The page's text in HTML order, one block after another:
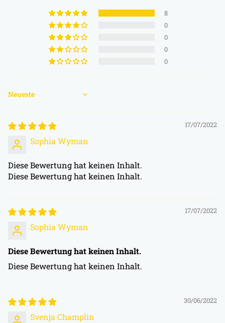
8
0
0
0
0
Sort by
17/07/2022
Sophia Wyman
Diese Bewertung hat keinen Inhalt.
Diese Bewertung hat keinen Inhalt.
17/07/2022
Sophia Wyman
Diese Bewertung hat keinen Inhalt.
Diese Bewertung hat keinen Inhalt.
30/06/2022
Svenja Champlin